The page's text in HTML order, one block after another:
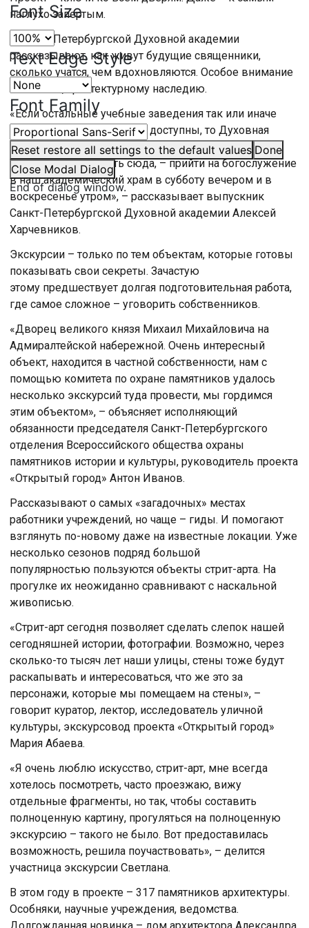
Font Size
Text Edge Style
Font Family
Reset restore all settings to the default values Done
Close Modal Dialog
End of dialog window.
наглухо запертым.
В Санкт-Петербургской Духовной академии
рассказывают, как живут будущие священники,
сколько учатся, чем вдохновляются. Особое внимание
– конечно, архитектурному наследию.
«Если остальные учебные заведения так или иначе
все-таки более открыты и доступны, то Духовная
академия закрыта от внешних глаз, и единственная
возможность попасть сюда, – прийти на богослужение
в наш академический храм в субботу вечером и в
воскресенье утром», – рассказывает выпускник
Санкт-Петербургской Духовной академии Алексей
Харчевников.
Экскурсии – только по тем объектам, которые готовы
показывать свои секреты. Зачастую
этому предшествует долгая подготовительная работа,
где самое сложное – уговорить собственников.
«Дворец великого князя Михаил Михайловича на
Адмиралтейской набережной. Очень интересный
объект, находится в частной собственности, нам с
помощью комитета по охране памятников удалось
несколько экскурсий туда провести, мы гордимся
этим объектом», – объясняет исполняющий
обязанности председателя Санкт-Петербургского
отделения Всероссийского общества охраны
памятников истории и культуры, руководитель проекта
«Открытый город» Антон Иванов.
Рассказывают о самых «загадочных» местах
работники учреждений, но чаще – гиды. И помогают
взглянуть по-новому даже на известные локации. Уже
несколько сезонов подряд большой
популярностью пользуются объекты стрит-арта. На
прогулке их неожиданно сравнивают с наскальной
живописью.
«Стрит-арт сегодня позволяет сделать слепок нашей
сегодняшней истории, фотографии. Возможно, через
сколько-то тысяч лет наши улицы, стены тоже будут
раскапывать и интересоваться, что же это за
персонажи, которые мы помещаем на стены», –
говорит куратор, лектор, исследователь уличной
культуры, экскурсовод проекта «Открытый город»
Мария Абаева.
«Я очень люблю искусство, стрит-арт, мне всегда
хотелось посмотреть, часто проезжаю, вижу
отдельные фрагменты, но так, чтобы составить
полноценную картину, прогуляться на полноценную
экскурсию – такого не было. Вот предоставилась
возможность, решила поучаствовать», – делится
участница экскурсии Светлана.
В этом году в проекте – 317 памятников архитектуры.
Особняки, научные учреждения, ведомства.